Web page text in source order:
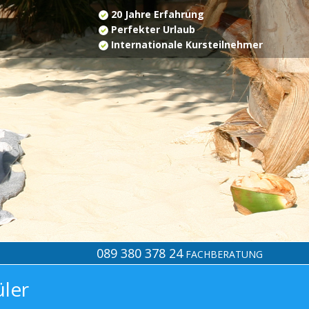
20 Jahre Erfahrung
Perfekter Urlaub
Internationale Kursteilnehmer
089 380 378 24 FACHBERATUNG